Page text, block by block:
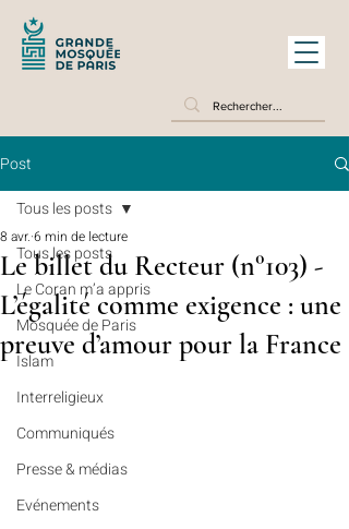
Post
Tous les posts
Le Coran m’a appris
Mosquée de Paris
Islam
Interreligieux
Communiqués
Presse & médias
Evénements
Tous les posts
Le billet du Recteur (n°103) -
L’égalité comme exigence : une
preuve d’amour pour la France
8 avr. 6 min de lecture